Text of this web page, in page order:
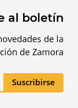
al boletín
de la
de Zamora